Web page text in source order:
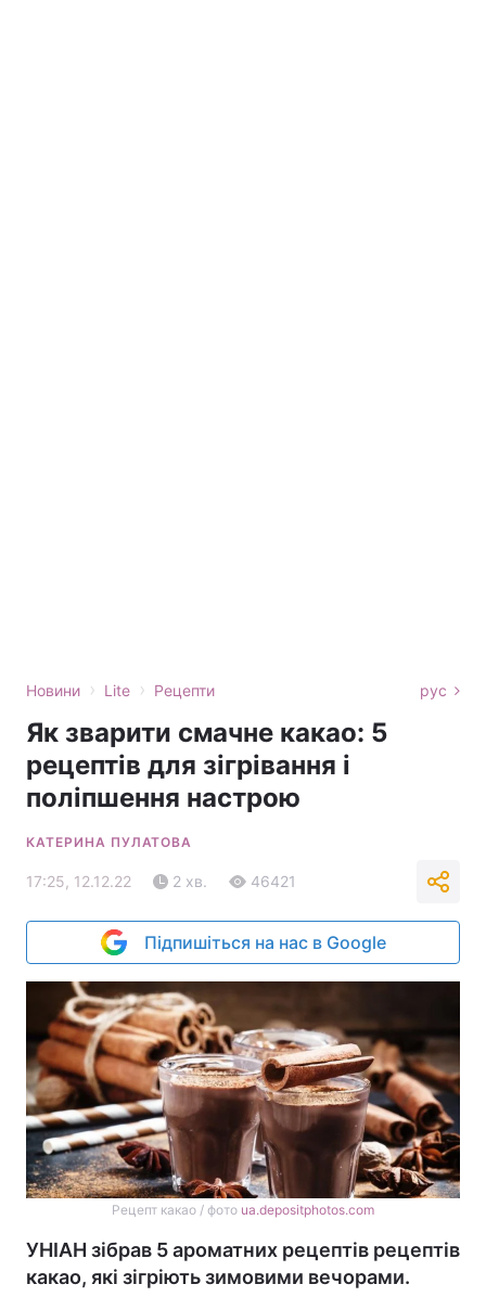
Новини › Lite › Рецепти рус
Як зварити смачне какао: 5
рецептів для зігрівання і
поліпшення настрою
КАТЕРИНА ПУЛАТОВА
17:25, 12.12.22 2 хв. 46421
Підпишіться на нас в Google
Рецепт какао / фото ua.depositphotos.com
УНІАН зібрав 5 ароматних рецептів рецептів
какао, які зігріють зимовими вечорами.